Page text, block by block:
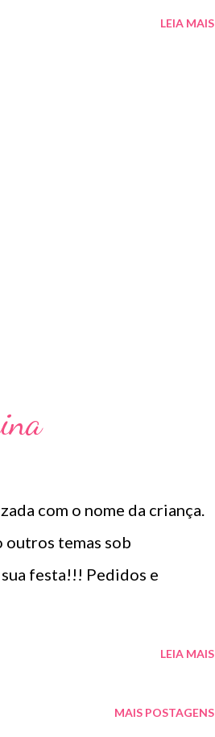
LEIA MAIS
com o nome da criança.
outros temas sob
festa!!! Pedidos e
LEIA MAIS
MAIS POSTAGENS